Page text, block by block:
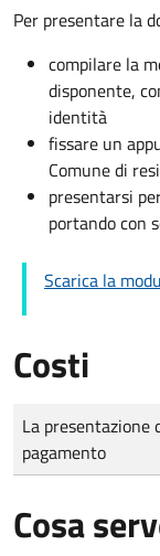
Per presentare la
compilare la
disponente,
identità
fissare un
Comune di
presentarsi
portando con
Scarica la
Costi
Tipo di pagamento
Importo
La presentazione
pagamento
Cosa